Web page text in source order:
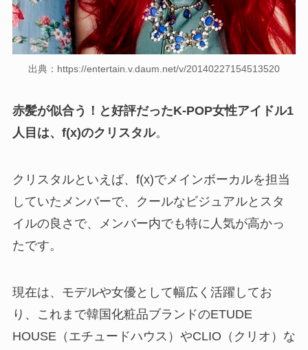
出典：https://entertain.v.daum.net/v/20140227154513520
赤髪が似合う！と好評だったK-POP女性アイドル1
人目は、 f(x)のクリスタル。
クリスタルといえば、f(x)でメインボーカルを担当
していたメンバーで、クールなビジュアルとスタ
イルの良さで、メンバー内でも特に人気が高かっ
たです。
現在は、モデルや女優として幅広く活躍してお
り、これまで韓国化粧品ブランドのETUDE
HOUSE（エチュードハウス）やCLIO（クリオ）な